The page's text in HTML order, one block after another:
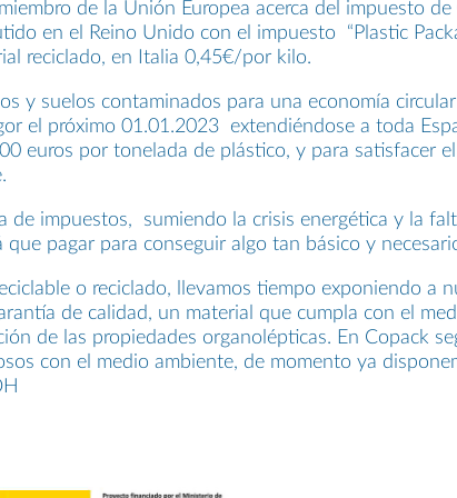
de la Unión Europea acerca del impuesto
en el Reino Unido con el impuesto “Plastic
reciclado, en Italia 0,45€/por kilo.
y suelos contaminados para una economía
el próximo 01.01.2023 extendiéndose a toda
euros por tonelada de plástico, y para satisfacer
de impuestos, sumiendo la crisis energética y la
pagar para conseguir algo tan básico y
o reciclado, llevamos tiempo exponiendo a
de calidad, un material que cumpla con el
de las propiedades organolépticas. En Copack
con el medio ambiente, de momento ya